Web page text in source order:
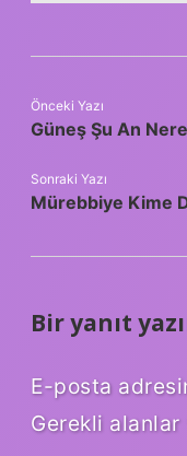
Önceki Yazı
Güneş Şu An
Sonraki Yazı
Mürebbiye Kime
Bir yanıt
E-posta
Gerekli alanlar